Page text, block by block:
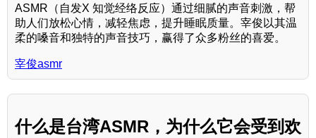
ASMR（自发X 知觉经络反应）通过细腻的声音刺激，帮
助人们放松心情，减轻焦虑，提升睡眠质量。宰俊以其温
柔的嗓音和独特的声音技巧，赢得了众多粉丝的喜爱。
宰俊asmr
什么是台湾ASMR，为什么它会受到欢